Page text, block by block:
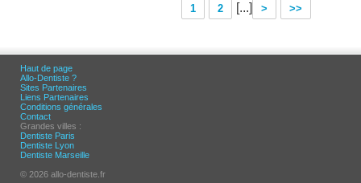
1 2 [...] > >>
Haut de page
Allo-Dentiste ?
Sites Partenaires
Liens Partenaires
Conditions générales
Contact
Grandes villes :
Dentiste Paris
Dentiste Lyon
Dentiste Marseille
© 2026 allo-dentiste.fr